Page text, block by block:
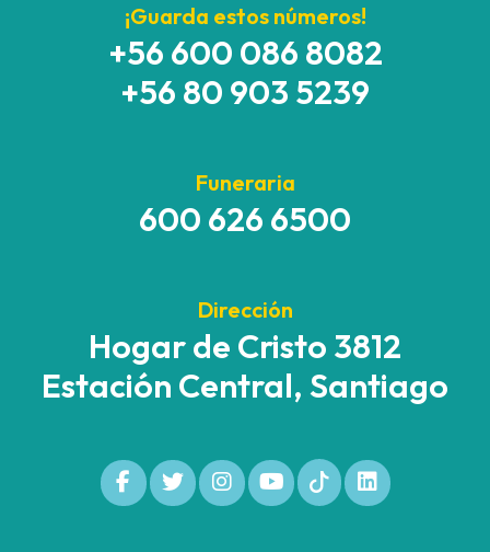
¡Guarda estos números!
+56 600 086 8082
+56 80 903 5239
Funeraria
600 626 6500
Dirección
Hogar de Cristo 3812
Estación Central, Santiago